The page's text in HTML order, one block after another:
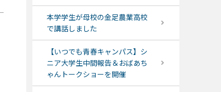
本学学生が母校の金足農業高校
で講話しました
【いつでも青春キャンパス】シ
ニア大学生中間報告＆おばあち
ゃんトークショーを開催